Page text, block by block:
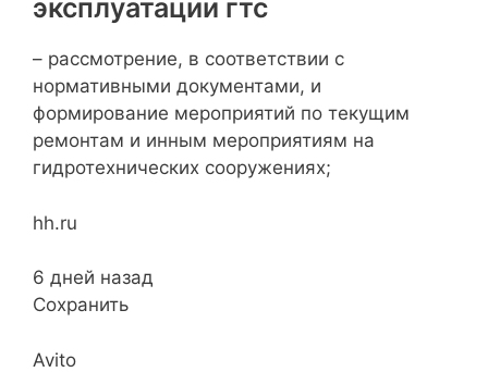
эксплуатации гтс
– рассмотрение, в соответствии с
нормативными документами, и
формирование мероприятий по текущим
ремонтам и инным мероприятиям на
гидротехнических сооружениях;
hh.ru
6 дней назад
Сохранить
Avito